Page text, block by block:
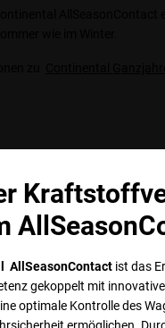
AllSeasonContact ist das
gekoppelt mit
optimale Kontrolle des